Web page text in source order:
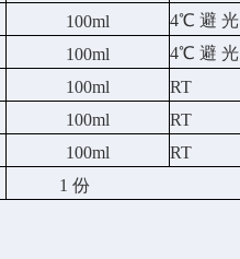
100ml
4℃ 避 光
100ml
4℃ 避 光
100ml
RT
100ml
RT
100ml
RT
1 份